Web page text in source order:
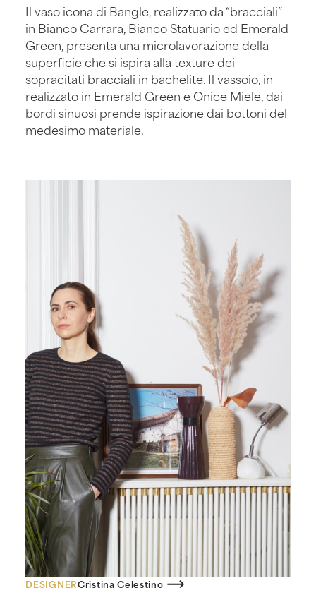
Il vaso icona di Bangle, realizzato da “bracciali”
in Bianco Carrara, Bianco Statuario ed Emerald
Green, presenta una microlavorazione della
superficie che si ispira alla texture dei
sopracitati bracciali in bachelite. Il vassoio, in
realizzato in Emerald Green e Onice Miele, dai
bordi sinuosi prende ispirazione dai bottoni del
medesimo materiale.
DESIGNERCristina Celestino